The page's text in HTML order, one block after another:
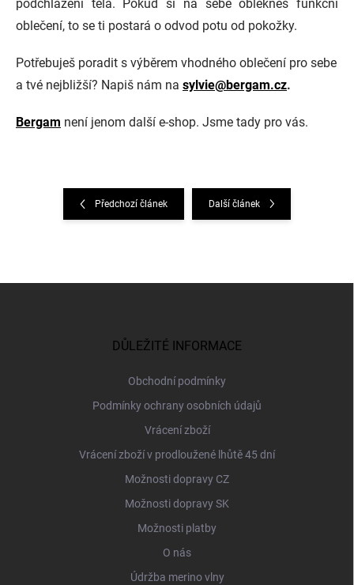
podchlazení těla. Pokud si na sebe oblékneš funkční
oblečení, to se ti postará o odvod potu od pokožky.
Potřebuješ poradit s výběrem vhodného oblečení pro sebe
a tvé nejbližší? Napiš nám na sylvie@bergam.cz.
Bergam není jenom další e-shop. Jsme tady pro vás.
Předchozí článek Další článek
DŮLEŽITÉ INFORMACE
Obchodní podmínky
Podmínky ochrany osobních údajů
Vrácení zboží
Vrácení zboží v prodloužené lhůtě 45 dní
Možnosti dopravy CZ
Možnosti dopravy SK
Možnosti platby
O nás
Údržba merino vlny